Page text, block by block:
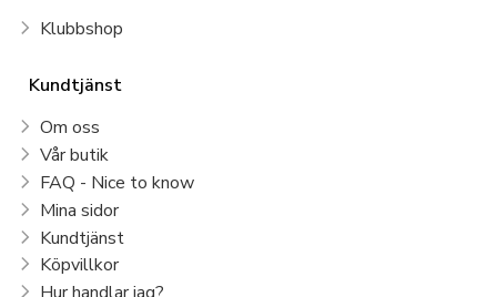
Klubbshop
Kundtjänst
Om oss
Vår butik
FAQ - Nice to know
Mina sidor
Kundtjänst
Köpvillkor